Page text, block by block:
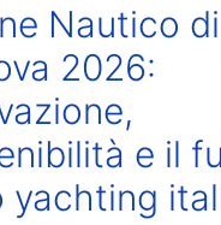
Nautico di
2026:
e il
yachting